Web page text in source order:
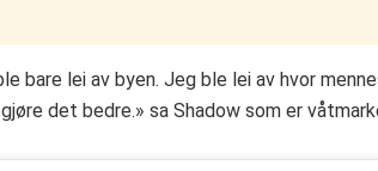
bare lei av byen. Jeg ble lei av hvor
det bedre.» sa Shadow som er